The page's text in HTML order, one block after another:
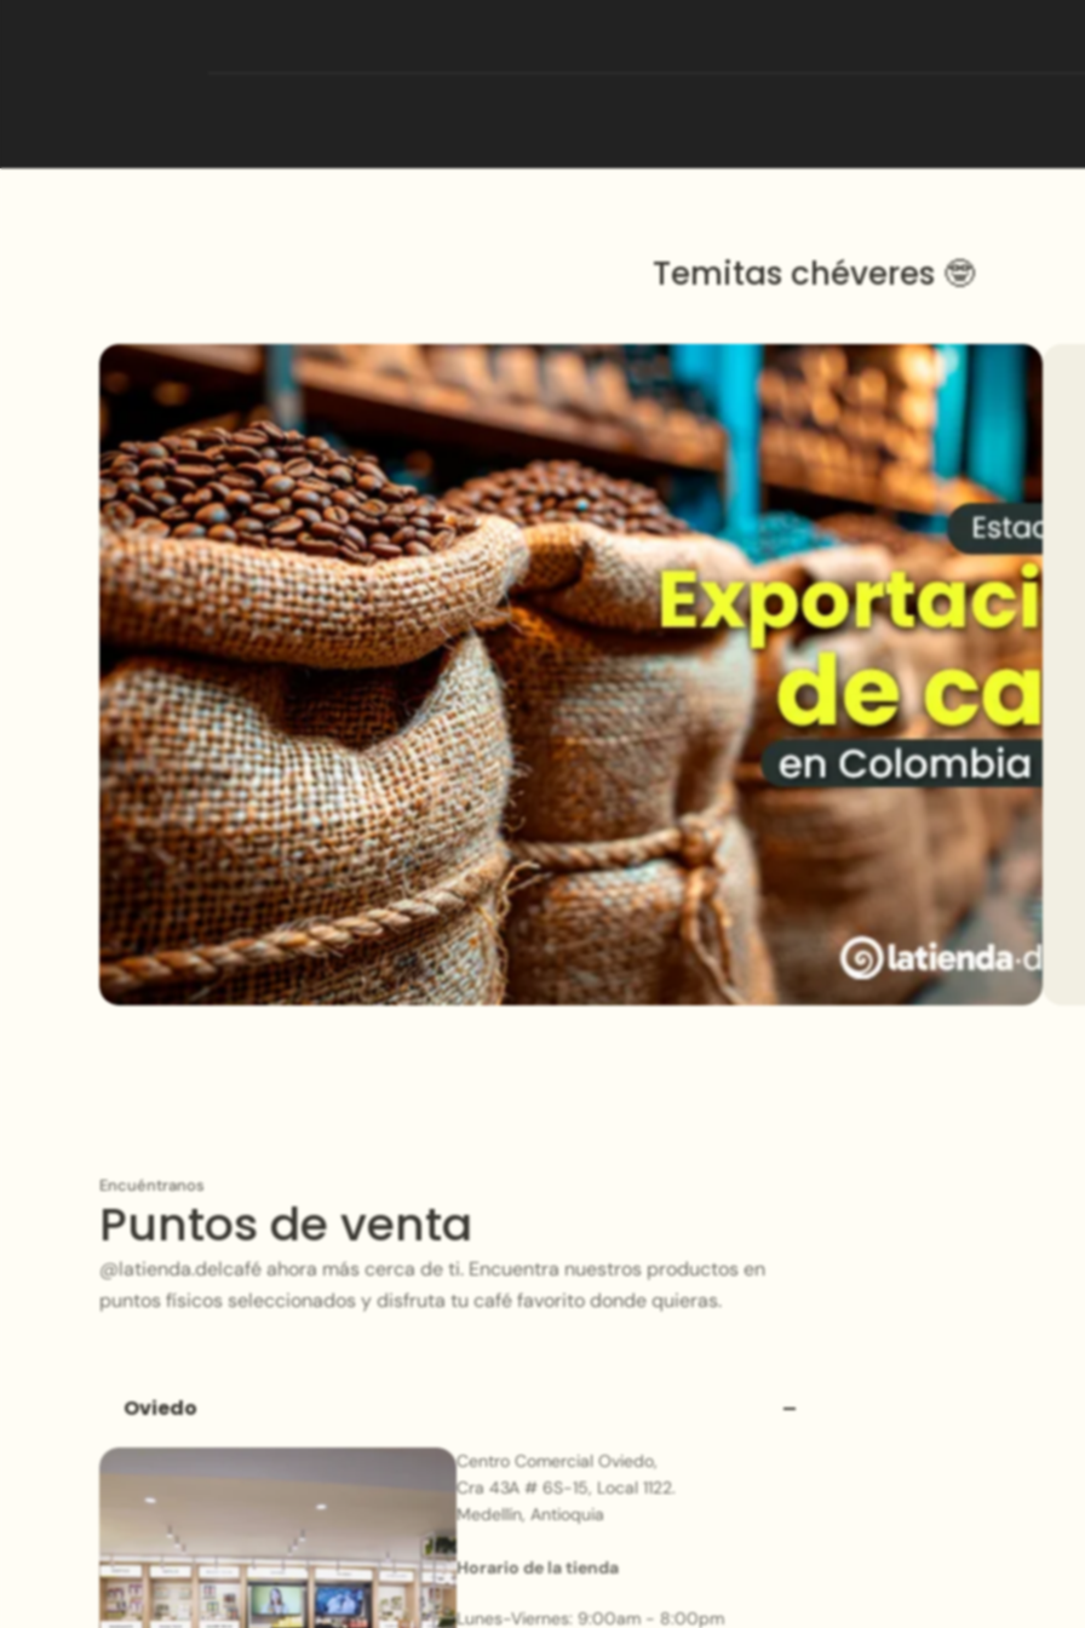
Temitas chéveres 🤓
Encuéntranos
Puntos de venta
@latienda.delcafé ahora más cerca de ti. Encuentra nuestros productos en
puntos físicos seleccionados y disfruta tu café favorito donde quieras.
Oviedo
Centro Comercial Oviedo,
Cra 43A # 6S-15, Local 1122.
Medellín, Antioquia
Horario de la tienda
Lunes-Viernes: 9:00am - 8:00pm